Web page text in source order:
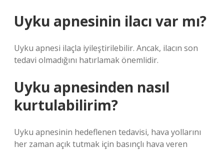
Uyku apnesinin ilacı var mı?
Uyku apnesi ilaçla iyileştirilebilir. Ancak, ilacın son
tedavi olmadığını hatırlamak önemlidir.
Uyku apnesinden nasıl
kurtulabilirim?
Uyku apnesinin hedeflenen tedavisi, hava yollarını
her zaman açık tutmak için basınçlı hava veren